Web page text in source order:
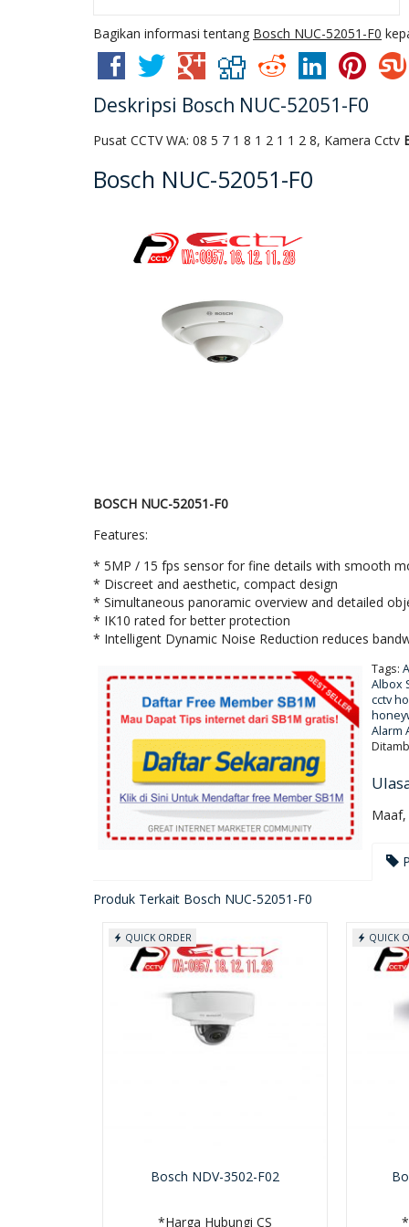
Bagikan informasi tentang Bosch NUC-52051-F0
Deskripsi Bosch NUC-52051-F0
Pusat CCTV WA: 08 5 7 1 8 1 2 1 1 2 8, Kamera Cctv
Bosch NUC-52051-F0
BOSCH NUC-52051-F0
Features:
* 5MP / 15 fps sensor for fine details with smooth
* Discreet and aesthetic, compact design
* Simultaneous panoramic overview and detailed
* IK10 rated for better protection
* Intelligent Dynamic Noise Reduction reduces
Tags:
Albox
cctv
Alarm
Produk Terkait Bosch NUC-52051-F0
QUICK ORDER
Bosch NDV-3502-F02
*Harga Hubungi CS
QUICK